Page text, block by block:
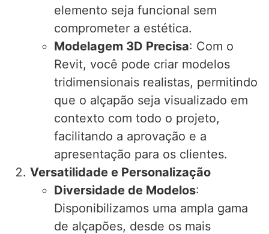
elemento seja funcional sem
comprometer a estética.
Modelagem 3D Precisa: Com o
Revit, você pode criar modelos
tridimensionais realistas, permitindo
que o alçapão seja visualizado em
contexto com todo o projeto,
facilitando a aprovação e a
apresentação para os clientes.
Versatilidade e Personalização
Diversidade de Modelos:
Disponibilizamos uma ampla gama
de alçapões, desde os mais